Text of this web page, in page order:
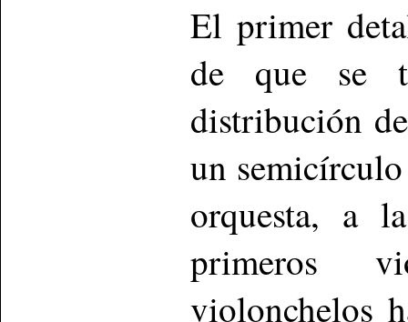
El primer
de que se
distribución
un
orquesta, a
primeros
violonchelos